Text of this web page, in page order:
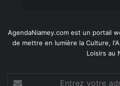
AgendaNiamey.com est un portail
de mettre en lumière la Culture,
Loisirs au
Entrez